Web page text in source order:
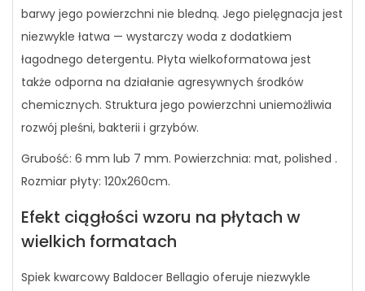
barwy jego powierzchni nie bledną. Jego pielęgnacja jest
niezwykle łatwa — wystarczy woda z dodatkiem
łagodnego detergentu. Płyta wielkoformatowa jest
także odporna na działanie agresywnych środków
chemicznych. Struktura jego powierzchni uniemożliwia
rozwój pleśni, bakterii i grzybów.
Grubość: 6 mm lub 7 mm. Powierzchnia: mat, polished .
Rozmiar płyty: 120x260cm.
Efekt ciągłości wzoru na płytach w
wielkich formatach
Spiek kwarcowy Baldocer Bellagio oferuje niezwykle